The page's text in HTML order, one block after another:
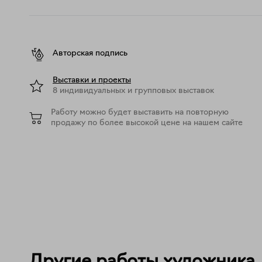
Авторская подпись
Выставки и проекты
8 индивидуальных и групповых выставок
Работу можно будет выставить на повторную
продажу по более высокой цене на нашем сайте